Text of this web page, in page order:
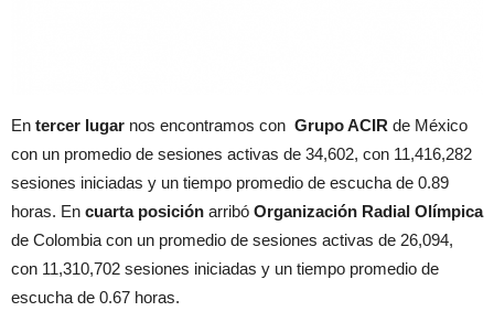
En tercer lugar nos encontramos con Grupo ACIR de México
con un promedio de sesiones activas de 34,602, con 11,416,282
sesiones iniciadas y un tiempo promedio de escucha de 0.89
horas. En cuarta posición arribó Organización Radial Olímpica
de Colombia con un promedio de sesiones activas de 26,094,
con 11,310,702 sesiones iniciadas y un tiempo promedio de
escucha de 0.67 horas.